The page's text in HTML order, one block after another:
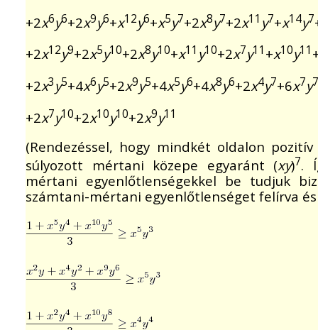
+2x6y6+2x9y6+x12y6+x5y7+2x8y7+2x11 y7+x14y7
+2x12y9+2x5y10+2x8y10+x11 y10+2x7y11 +x10y11
+2x3y5+4x6y5+2x9y5+4x5y6+4x8y6+2x4y7+6x7y7
+2x7y10+2x10y10+2x9y11
(Rendezéssel, hogy mindkét oldalon
súlyozott mértani közepe egyaránt (xy)7.
mértani egyenlőtlenségekkel be tudjuk
számtani-mértani egyenlőtlenséget felírva